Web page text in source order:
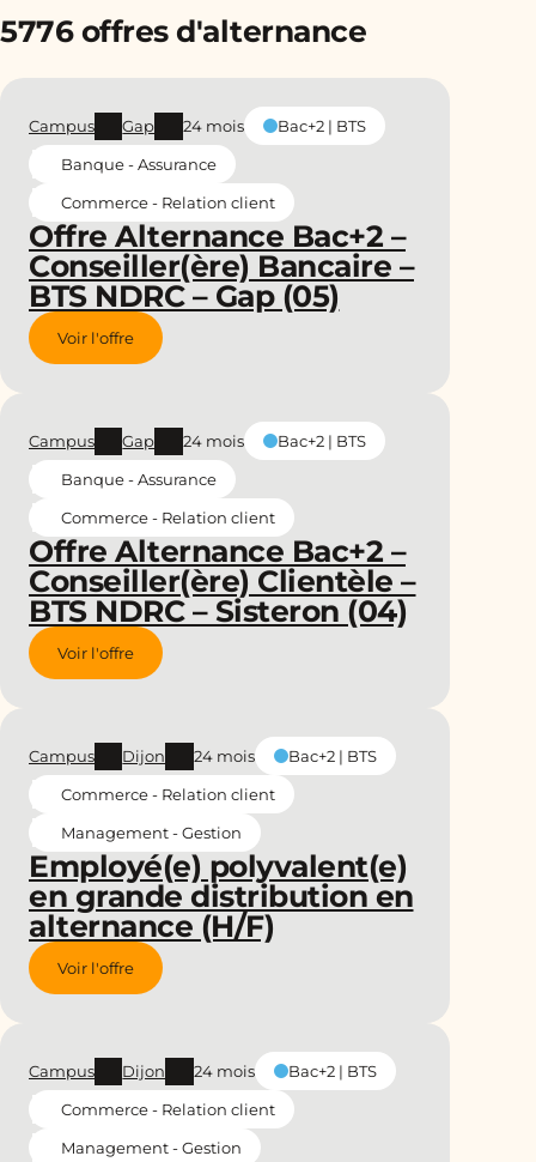
5776 offres d'alternance
Offre Alternance Bac+2 –
Conseiller(ère) Bancaire –
BTS NDRC – Gap (05)
Campus Gap 24 mois
Bac+2 | BTS
Banque - Assurance
Commerce - Relation client
Voir l'offre
Offre Alternance Bac+2 –
Conseiller(ère) Clientèle –
BTS NDRC – Sisteron (04)
Campus Gap 24 mois
Bac+2 | BTS
Banque - Assurance
Commerce - Relation client
Voir l'offre
Employé(e) polyvalent(e)
en grande distribution en
alternance (H/F)
Campus Dijon 24 mois
Bac+2 | BTS
Commerce - Relation client
Management - Gestion
Voir l'offre
Campus Dijon 24 mois
Bac+2 | BTS
Commerce - Relation client
Management - Gestion